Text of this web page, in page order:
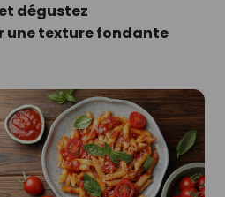
dégustez
texture fondante